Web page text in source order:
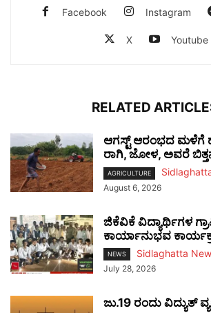
Facebook Instagram
X Youtube
RELATED
ಆಗಸ್ಟ್ ಆರಂಭದ ಮಳೆಗೆ
ರಾಗಿ, ಜೋಳ, ಅವರೆ
AGRICULTURE
August 6, 2026
ಜಿಕೆವಿಕೆ ವಿದ್ಯಾರ್ಥಿಗಳ
ಕಾರ್ಯಾನುಭವ
NEWS Sidlaghatta
July 28, 2026
ಜು.19 ರಂದು ವಿದ್ಯುತ್